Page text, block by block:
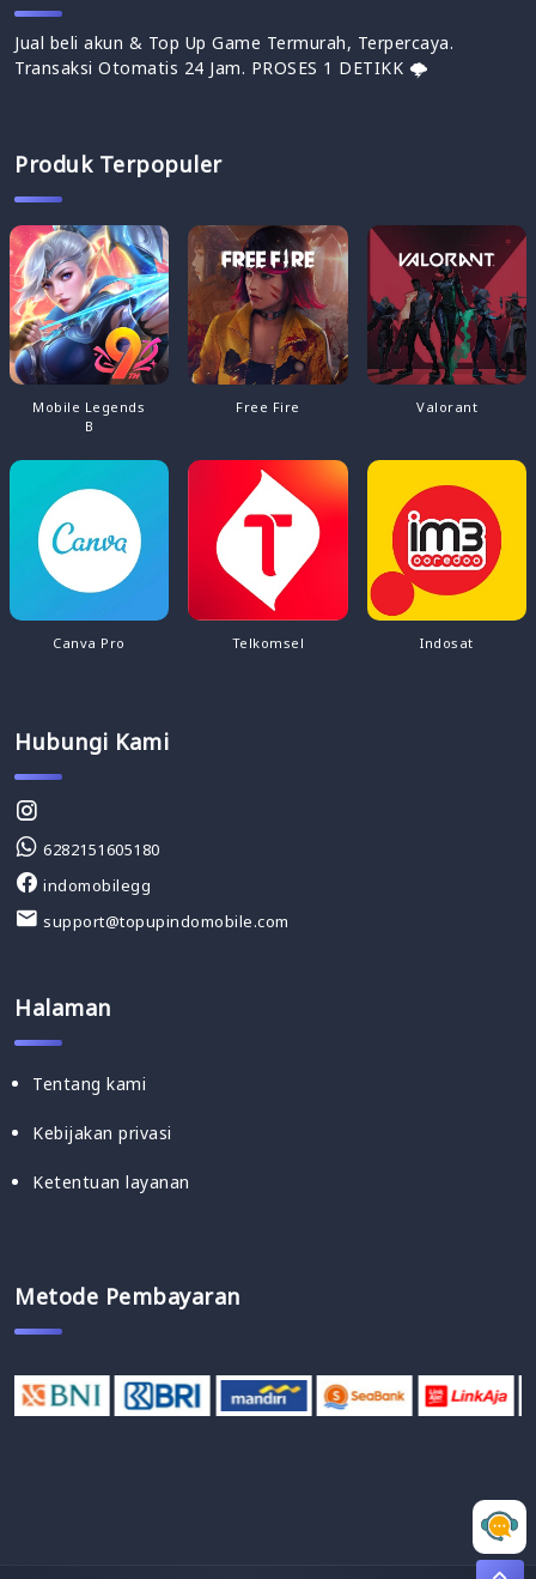
Jual beli akun & Top Up Game Termurah, Terpercaya.
Transaksi Otomatis 24 Jam. PROSES 1 DETIKK 🌩
Produk Terpopuler
Mobile Legends
B
Free Fire Valorant
Canva Pro Telkomsel Indosat
Hubungi Kami
6282151605180
indomobilegg
support@topupindomobile.com
Halaman
Tentang kami
Kebijakan privasi
Ketentuan layanan
Metode Pembayaran